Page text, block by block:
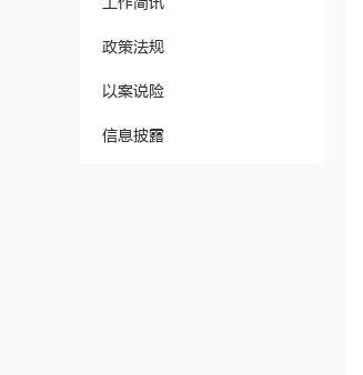
政策法规
以案说险
信息披露